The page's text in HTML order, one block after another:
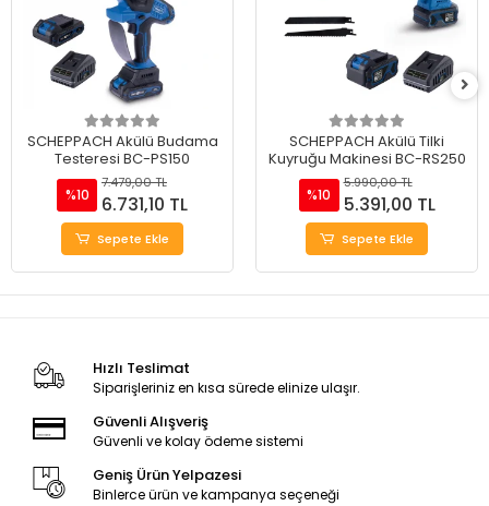
SCHEPPACH Akülü Budama
Testeresi BC-PS150
%10
7.479,00 TL
6.731,10 TL
Sepete Ekle
SCHEPPACH Akülü Tilki
Kuyruğu Makinesi BC-RS250
%10
5.990,00 TL
5.391,00 TL
Sepete Ekle
Hızlı Teslimat
Siparişleriniz en kısa sürede elinize ulaşır.
Güvenli Alışveriş
Güvenli ve kolay ödeme sistemi
Geniş Ürün Yelpazesi
Binlerce ürün ve kampanya seçeneği